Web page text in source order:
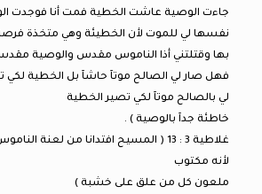
جاءت الوصية عاشت الخطية فمت أنا فوجدت
نفسها لي للموت لأن الخطيئة وهي متخذة
بها وقتلتني أذا الناموس مقدس والوصية
فهل صار لي الصالح موتآ حاشآ بل الخطية
لي بالصالح موتآ لكي تصير الخطية
خاطئة جدآ بالوصية ) .
غلاطية 3 : 13 ( المسيح افتدانا من لعنة
لأنه مكتوب
ملعون كل من علق على خشبة )